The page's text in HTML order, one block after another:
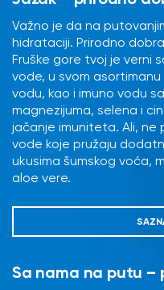
Važno je da na
hidrataciji. Prirodno
Fruške gore tvoj je verni
vode, u svom
vodu, kao i imuno vodu
magnezijuma, selena i
jačanje imuniteta. Ali, ne
vode koje pružaju
ukusima šumskog voća,
aloe vere.
Sa nama na putu –